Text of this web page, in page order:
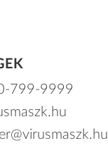
799-9999